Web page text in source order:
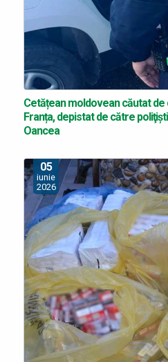
Cetățean moldovean căutat
Franța, depistat de către
Oancea
05
iunie
2026